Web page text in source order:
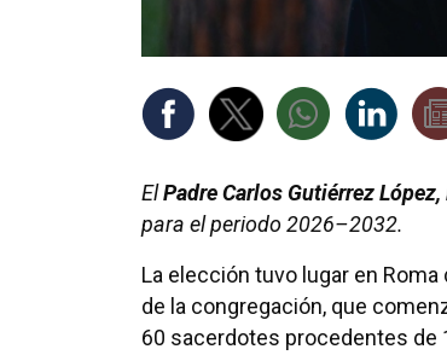
ElPadre Carlos Gutiérrez López,
para el periodo 2026–2032.
La elección tuvo lugar en Roma
de la congregación, que
60 sacerdotes procedentes de